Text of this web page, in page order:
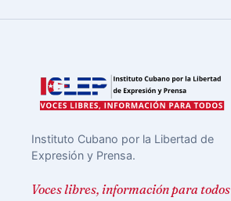
Instituto Cubano por la Libertad de
Expresión y Prensa.
Voces libres, información para todos